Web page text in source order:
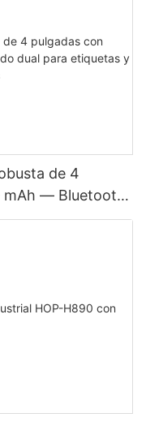
de 4
mAh — Bluetooth,
cabezal de